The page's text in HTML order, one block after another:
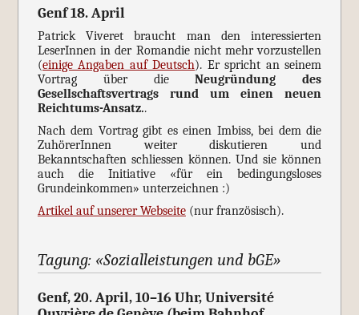
Genf 18. April
Patrick Viveret braucht man den interessierten
LeserInnen in der Romandie nicht mehr vorzustellen
(einige Angaben auf Deutsch). Er spricht an seinem
Vortrag über dieNeugründung des
Gesellschaftsvertrags rund um einen neuen
Reichtums-Ansatz..
Nach dem Vortrag gibt es einen Imbiss, bei dem die
ZuhörerInnen weiter diskutieren und
Bekanntschaften schliessen können. Und sie können
auch die Initiative «für ein bedingungsloses
Grundeinkommen» unterzeichnen :)
Artikel auf unserer Webseite(nur französisch).
Tagung: «Sozialleistungen und bGE»
Genf, 20. April, 10–16 Uhr, Université